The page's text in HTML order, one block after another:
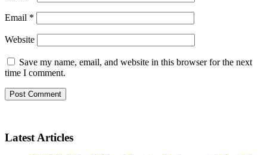
Email *
Website
Save my name, email, and website in this browser for the next
time I comment.
Latest Articles